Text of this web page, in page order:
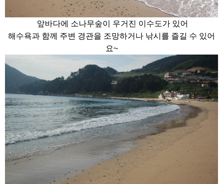
앞바다에 소나무숲이 우거진 이수도가 있어
해수욕과 함께 주변 경관을 조망하거나 낚시를 즐길 수 있어
요~